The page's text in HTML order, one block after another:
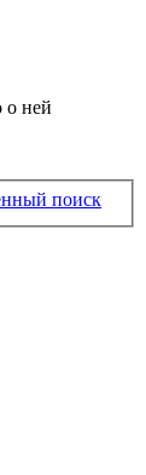
о ней
поиск